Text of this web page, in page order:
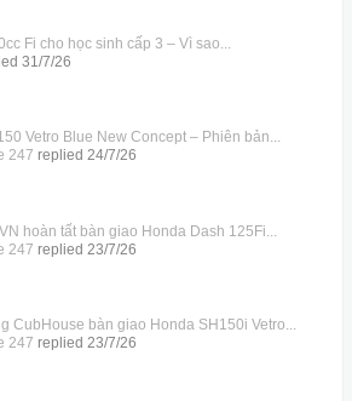
Fi cho học sinh cấp 3 – Vì sao...
31/7/26
Vetro Blue New Concept – Phiên bản...
247 replied 24/7/26
hoàn tất bàn giao Honda Dash 125Fi...
247 replied 23/7/26
CubHouse bàn giao Honda SH150i Vetro...
247 replied 23/7/26